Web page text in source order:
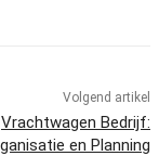
Volgend artikel
Vrachtwagen Bedrijf:
en Planning